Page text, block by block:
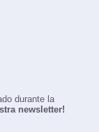
durante la
newsletter!